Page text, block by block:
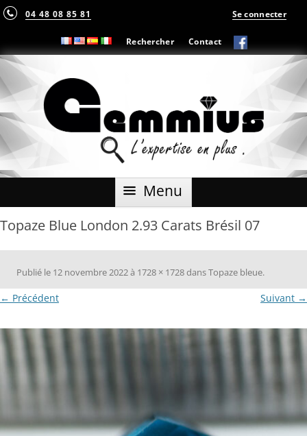
04 48 08 85 81
Rechercher Contact
Se connecter
Menu Aller
Topaze Blue London 2.93 Carats Brésil 07
Publié le 12 novembre 2022à 1728 × 1728dansTopaze bleue.
← Précédent Suivant →